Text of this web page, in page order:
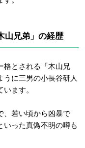
山兄弟」の経歴
格とされる「木山兄
うに三男の小長谷研人
ます。
、若い頃から凶暴で
いった真偽不明の噂も